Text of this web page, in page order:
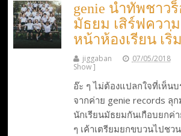
genie นำทัพชาว
มัธยม เสิร์ฟควา
หน้าห้องเรียน เริ่
jiggaban 07/05/2018
Show ]
อ๊ะ ๆ ไม่ต้องแปลกใจที่เห็น
จากค่าย genie records ลุ
นักเรียนมัธยมกันเกือบยกค่
ๆ เค้าเตรียมยกขบวนไปชว